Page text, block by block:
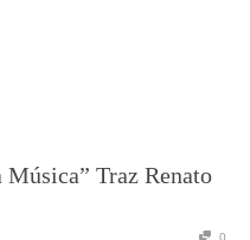
Traz Renato
0